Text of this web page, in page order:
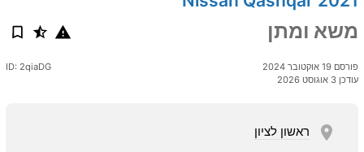
משא ומתן
פורסם 19 אוקטובר 2024
עודכן 3 אוגוסט 2026
ID: 2qiaDG
ראשון לציון